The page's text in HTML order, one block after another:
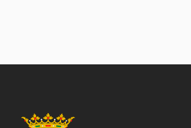
13.30 h. AVITUALLAMIENTO para las